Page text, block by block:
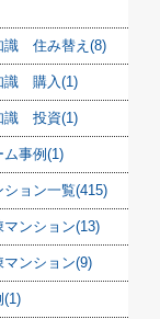
識 住み替え(8)
識 購入(1)
識 投資(1)
ム事例(1)
ション一覧(415)
マンション(13)
マンション(9)
(1)